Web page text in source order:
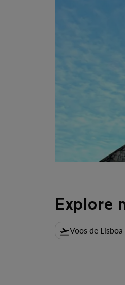
Explore
flight_takeoffVoos de